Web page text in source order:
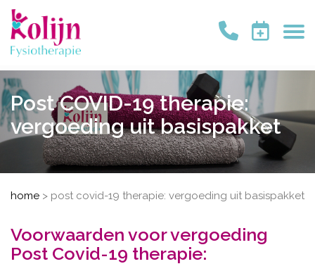
Post COVID-19 therapie:
vergoeding uit basispakket
home > post covid-19 therapie: vergoeding uit basispakket
Voorwaarden voor vergoeding
Post Covid-19 therapie: